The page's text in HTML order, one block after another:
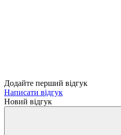
Додайте перший відгук
Написати відгук
Новий відгук